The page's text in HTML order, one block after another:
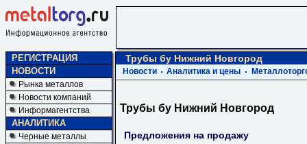
РЕГИСТРАЦИЯ
НОВОСТИ
Рынка металлов
Новости компаний
Информагентства
АНАЛИТИКА
Черные металлы
Трубы бу Нижний Новгород
Новости Аналитика и цены
Трубы бу Нижний Новгород
Предложения на продажу